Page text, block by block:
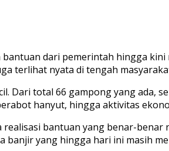
dari pemerintah hingga
terlihat nyata di tengah
Dari total 66 gampong yang ada,
hanyut, hingga aktivitas
bantuan yang benar-
yang hingga hari ini masih